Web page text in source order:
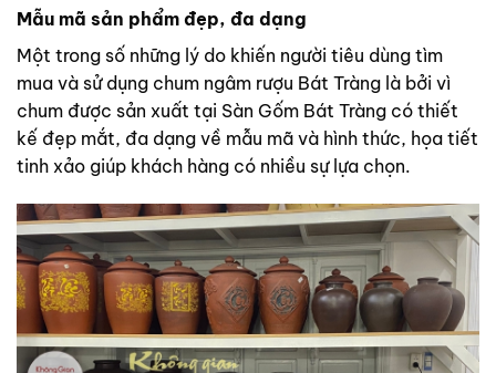
Mẫu mã sản phẩm đẹp, đa dạng
Một trong số những lý do khiến người tiêu dùng tìm
mua và sử dụng chum ngâm rượu Bát Tràng là bởi vì
chum được sản xuất tại Sàn Gốm Bát Tràng có thiết
kế đẹp mắt, đa dạng về mẫu mã và hình thức, họa tiết
tinh xảo giúp khách hàng có nhiều sự lựa chọn.